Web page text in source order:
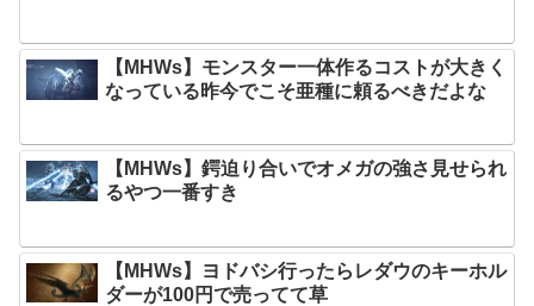
【MHWs】モンスター一体作るコストが大きく
なっている昨今でこそ亜種に頼るべきだよな
【MHWs】鍔迫り合いでオメガの強さ見せられ
るやつ一番すき
【MHWs】ヨドバシ行ったらレダウのキーホル
ダーが100円で売ってて草